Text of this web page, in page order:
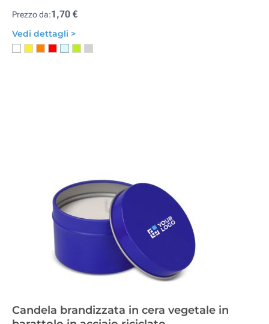
Prezzo da:1,70 €
Vedi dettagli >
Candela brandizzata in cera vegetale in